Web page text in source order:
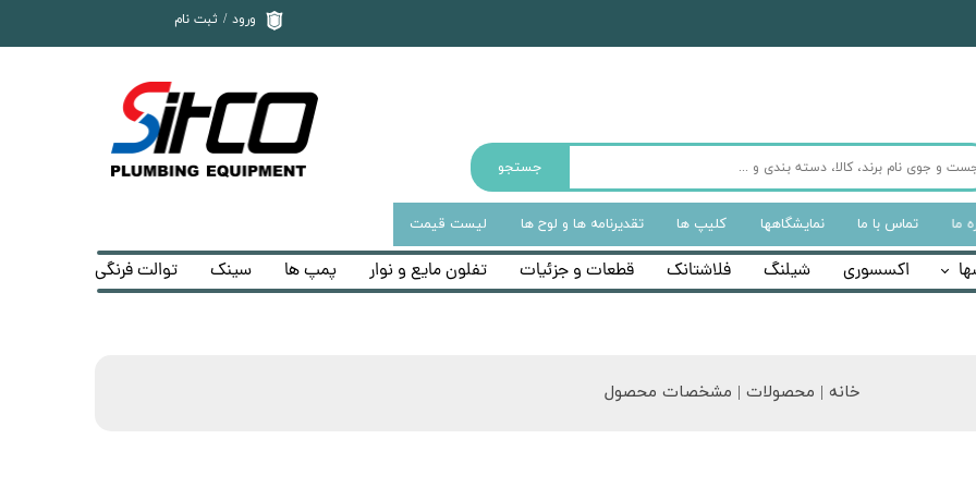
جستجو
ورود / ثبت نام
حساب کاربری من
تغییر گذر واژه
سفارشات
خروج از حساب
اکسسوری شیلنگ فلاشتانک قطعات و جزئیات تفلون مایع و نوار پمپ ها سینک توالت فرنگی
ما تماس با ما نمایشگاهها کلیپ ها تقدیرنامه ها و لوح ها لیست قیمت
خانه | محصولات | مشخصات محصول